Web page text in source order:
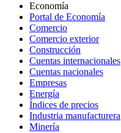
Economía
Portal de Economía
Comercio
Comercio exterior
Construcción
Cuentas internacionales
Cuentas nacionales
Empresas
Energía
Índices de precios
Industria manufacturera
Minería